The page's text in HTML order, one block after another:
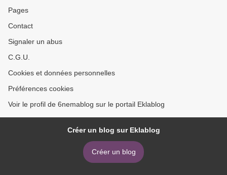
Pages
Contact
Signaler un abus
C.G.U.
Cookies et données personnelles
Préférences cookies
Voir le profil de 6nemablog sur le portail Eklablog
Créer un blog sur Eklablog
Créer un blog